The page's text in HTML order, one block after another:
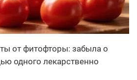
от фитофторы: забыла о
одного лекарственно